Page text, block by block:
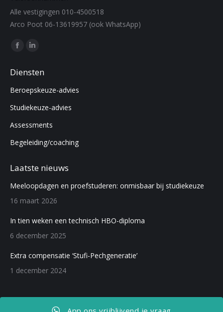
Alle vestigingen 010-4500518
Arco Poot 06-13619957 (ook WhatsApp)
Find us on:
Facebook
opens
in
new
opens
in
Diensten
Beroepskeuze-advies
Studiekeuze-advies
Assessments
Begeleiding/coaching
Laatste nieuws
Meeloopdagen en proefstuderen: onmisbaar bij studiekeuze
16 maart 2026
In tien weken een technisch HBO-diploma
6 december 2025
Extra compensatie ‘Stufi-Pechgeneratie’
1 december 2024